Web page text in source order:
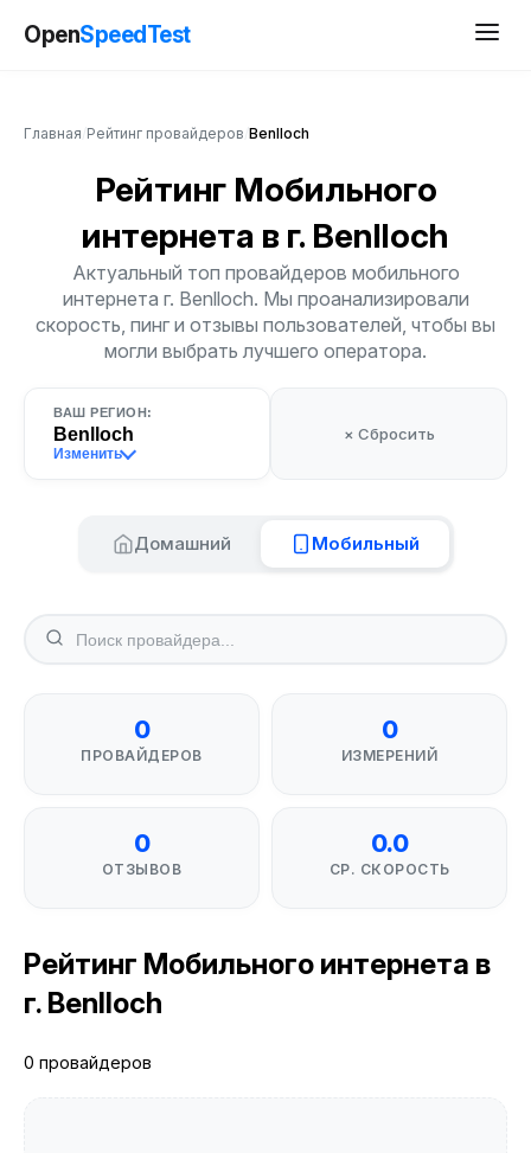
OpenSpeedTest
Главная Рейтинг провайдеров Benlloch
Рейтинг Мобильного
интернета в г. Benlloch
Актуальный топ провайдеров мобильного
интернета г. Benlloch. Мы проанализировали
скорость, пинг и отзывы пользователей, чтобы вы
могли выбрать лучшего оператора.
ВАШ РЕГИОН:
Benlloch
Изменить
× Сбросить
Домашний Мобильный
0
ПРОВАЙДЕРОВ
0
ИЗМЕРЕНИЙ
0
ОТЗЫВОВ
0.0
СР. СКОРОСТЬ
Рейтинг Мобильного интернета в
г. Benlloch
0 провайдеров